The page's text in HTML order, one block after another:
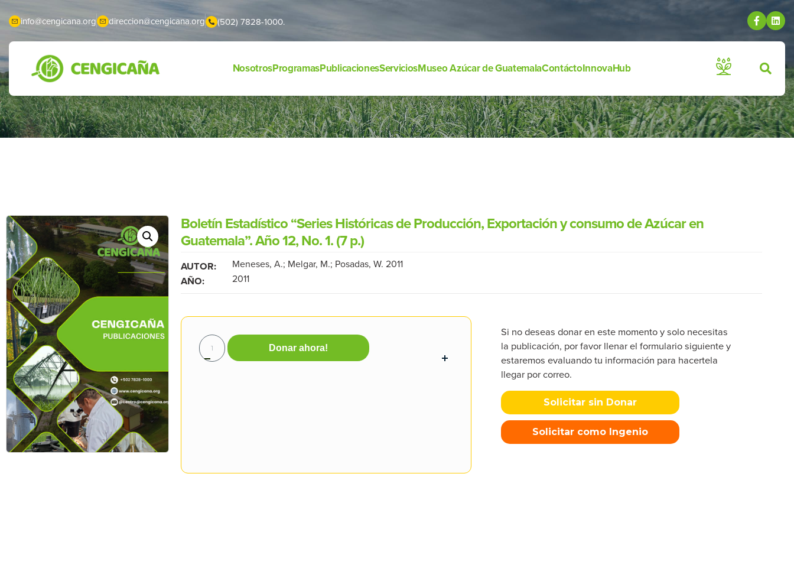
info@cengicana.org direccion@cengicana.org (502) 7828-1000.
NosotrosProgramasPublicacionesServiciosMuseo Azúcar de GuatemalaContáctoInnovaHub
Boletín Estadístico “Series Históricas de Producción, Exportación y consumo de Azúcar en
Guatemala”. Año 12, No. 1. (7 p.)
AUTOR: Meneses, A.; Melgar, M.; Posadas, W. 2011
AÑO: 2011
Donar ahora!
Si no deseas donar en este momento y solo necesitas
la publicación, por favor llenar el formulario siguiente y
estaremos evaluando tu información para hacertela
llegar por correo.
Solicitar sin Donar
Solicitar como Ingenio